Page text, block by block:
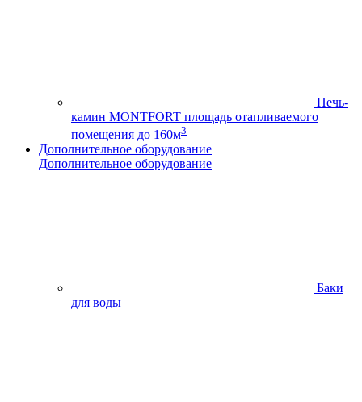
Печь-
камин MONTFORT площадь отапливаемого
помещения до 160м3
Дополнительное оборудование
Дополнительное оборудование
Баки
для воды